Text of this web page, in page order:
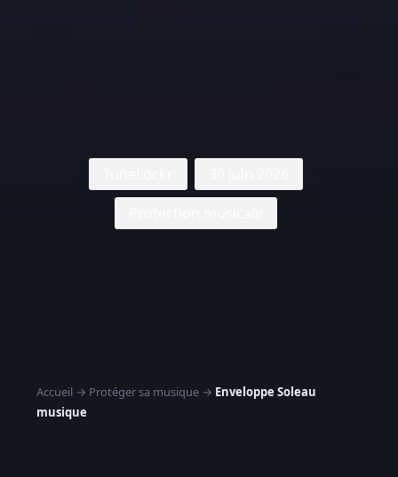
Accueil→ Protéger sa musique→ Enveloppe Soleau
musique